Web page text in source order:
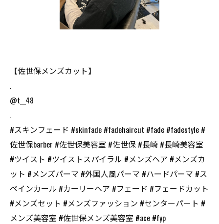
【佐世保メンズカット】
.
@t__48
.
#スキンフェード #skinfade #fadehaircut #fade #fadestyle #
佐世保barber #佐世保美容室 #佐世保 #長崎 #長崎美容室
#ツイスト #ツイストスパイラル #メンズヘア #メンズカ
ット #メンズパーマ #外国人風パーマ #ハードパーマ #ス
ペインカール #カーリーヘア #フェード #フェードカット
#メンズセット #メンズファッション #センターパート #
メンズ美容室 #佐世保メンズ美容室 #ace #fyp